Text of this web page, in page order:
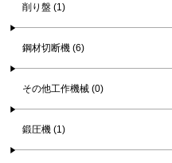
削り盤 (1)
鋼材切断機 (6)
その他工作機械 (0)
鍛圧機 (1)